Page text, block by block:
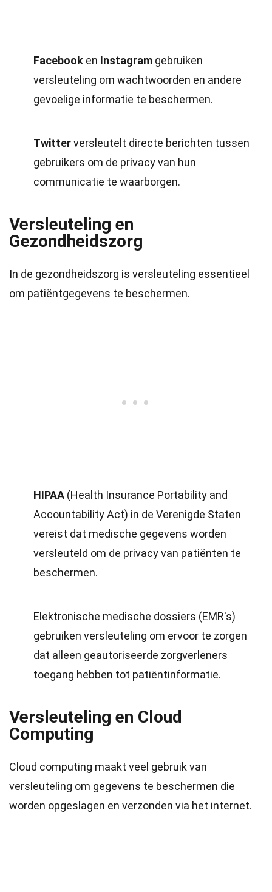
Facebook en Instagram gebruiken
versleuteling om wachtwoorden en andere
gevoelige informatie te beschermen.
Twitterversleutelt directe berichten tussen
gebruikers om de privacy van hun
communicatie te waarborgen.
Versleuteling en
Gezondheidszorg
In de gezondheidszorg is versleuteling essentieel
om patiëntgegevens te beschermen.
HIPAA (Health Insurance Portability and
Accountability Act) in de Verenigde Staten
vereist dat medische gegevens worden
versleuteld om de privacy van patiënten te
beschermen.
Elektronische medische dossiers (EMR's)
gebruiken versleuteling om ervoor te zorgen
dat alleen geautoriseerde zorgverleners
toegang hebben tot patiëntinformatie.
Versleuteling en Cloud
Computing
Cloud computing maakt veel gebruik van
versleuteling om gegevens te beschermen die
worden opgeslagen en verzonden via het internet.